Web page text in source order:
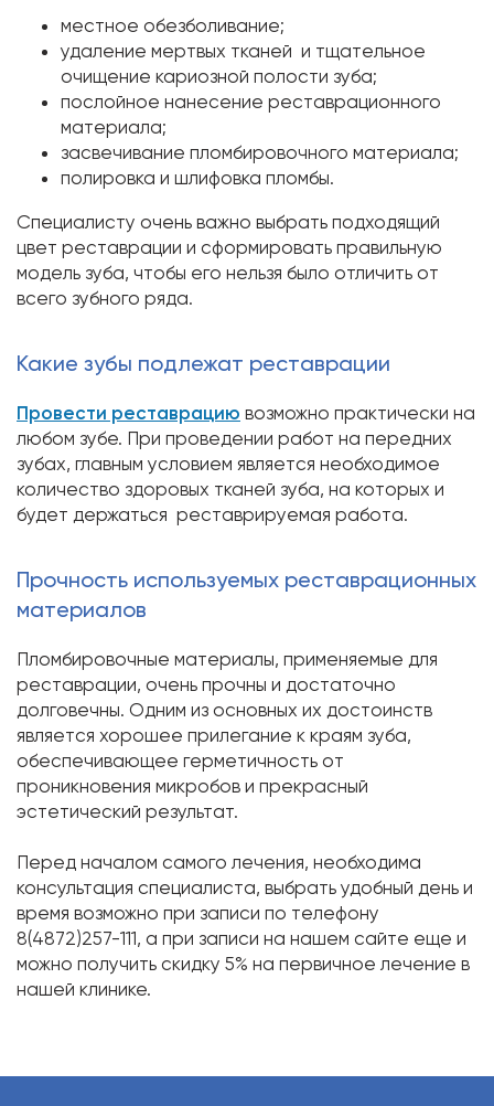
местное обезболивание;
удаление мертвых тканей и тщательное
очищение кариозной полости зуба;
послойное нанесение реставрационного
материала;
засвечивание пломбировочного материала;
полировка и шлифовка пломбы.
Специалисту очень важно выбрать подходящий
цвет реставрации и сформировать правильную
модель зуба, чтобы его нельзя было отличить от
всего зубного ряда.
Какие зубы подлежат реставрации
Провести реставрацию возможно практически на
любом зубе. При проведении работ на передних
зубах, главным условием является необходимое
количество здоровых тканей зуба, на которых и
будет держаться реставрируемая работа.
Прочность используемых реставрационных
материалов
Пломбировочные материалы, применяемые для
реставрации, очень прочны и достаточно
долговечны. Одним из основных их достоинств
является хорошее прилегание к краям зуба,
обеспечивающее герметичность от
проникновения микробов и прекрасный
эстетический результат.
Перед началом самого лечения, необходима
консультация специалиста, выбрать удобный день и
время возможно при записи по телефону
8(4872)257-111, а при записи на нашем сайте еще и
можно получить скидку 5% на первичное лечение в
нашей клинике.